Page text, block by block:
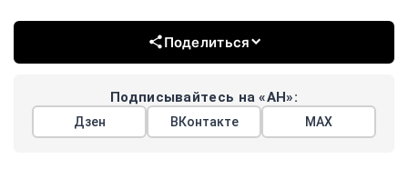
Поделиться
Подписывайтесь на «АН»:
Дзен ВКонтакте МАХ